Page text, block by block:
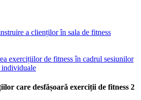
a clienților în sala de fitness
exercițiilor de fitness în cadrul sesiunilor
individuale
care desfășoară exerciții de fitness 2